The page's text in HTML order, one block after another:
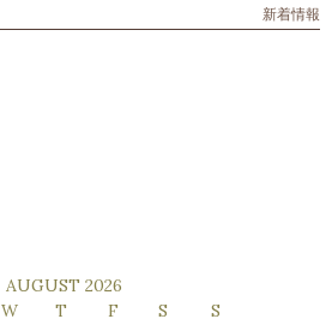
新着情報
AUGUST 2026
W T F S
S